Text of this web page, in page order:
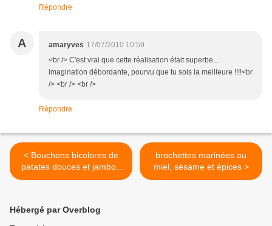
Répondre
A amaryves 17/07/2010 10:59
<br /> C'est vrai que cette réalisation était superbe...
imagination débordante, pourvu que tu sois la meilleure !!!!<br
/> <br /> <br />
Répondre
< Bouchons bicolores de
patates douces et jambon
fumé
brochettes marinées au
miel, sésame et épices >
Hébergé par Overblog